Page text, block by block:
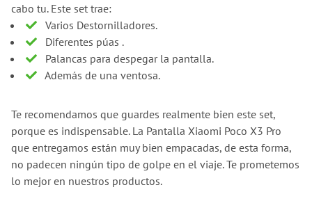
cabo tu. Este set trae:
Varios Destornilladores.
Diferentes púas .
Palancas para despegar la pantalla.
Además de una ventosa.
Te recomendamos que guardes realmente bien este set,
porque es indispensable. La Pantalla Xiaomi Poco X3 Pro
que entregamos están muy bien empacadas, de esta forma,
no padecen ningún tipo de golpe en el viaje. Te prometemos
lo mejor en nuestros productos.